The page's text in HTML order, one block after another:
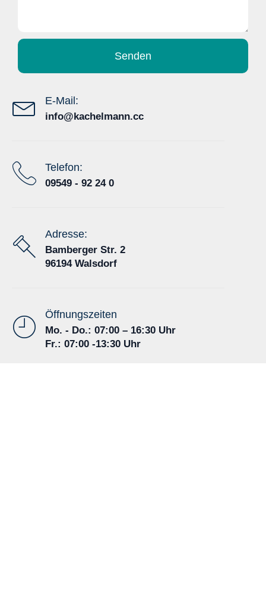
E-Mail:
info@kachelmann.cc
Telefon:
09549 - 92 24 0
Adresse:
Bamberger Str. 2
96194 Walsdorf
Öffnungszeiten
Mo. - Do.: 07:00 – 16:30 Uhr
Fr.: 07:00 -13:30 Uhr
Senden